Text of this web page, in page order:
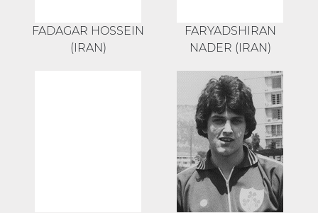
FADAGAR HOSSEIN
(IRAN)
FARYADSHIRAN
NADER (IRAN)